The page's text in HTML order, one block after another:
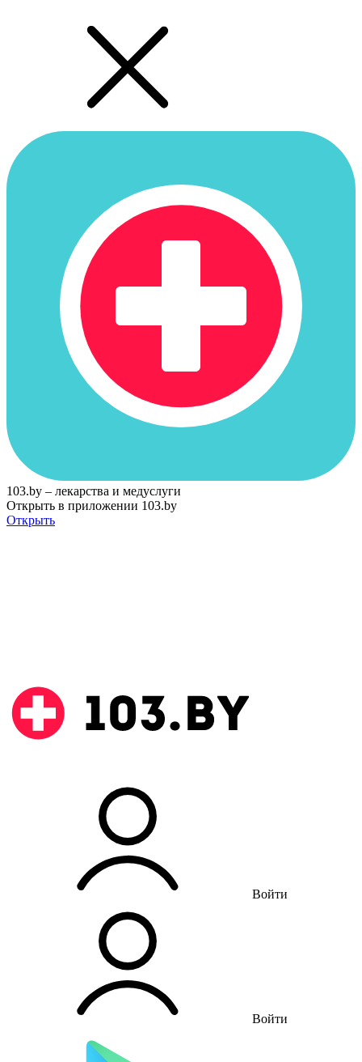
103.by – лекарства и медуслуги
Открыть в приложении 103.by
Открыть
Войти
Войти